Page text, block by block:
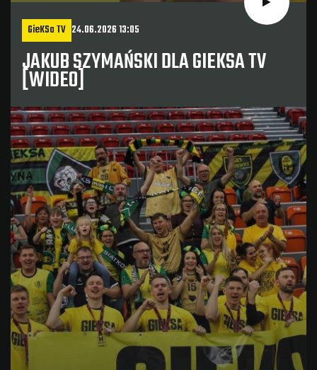
GieKSa TV 24.06.2026 13:05
JAKUB SZYMAŃSKI DLA GIEKSA TV
[WIDEO]